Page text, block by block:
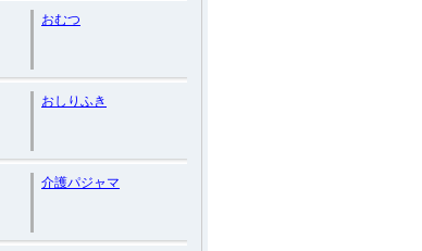
おむつ
おしりふき
介護パジャマ